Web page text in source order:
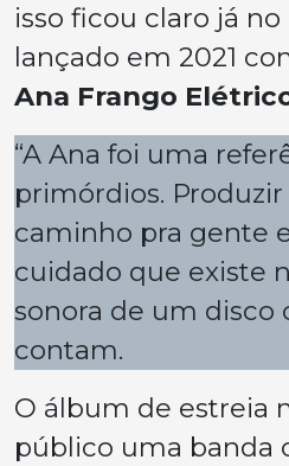
isso ficou claro já
lançado em 2021
Ana Frango
“A Ana foi uma
primórdios.
caminho pra gente
cuidado que existe
sonora de um disco
contam.
O álbum de estreia
público uma banda